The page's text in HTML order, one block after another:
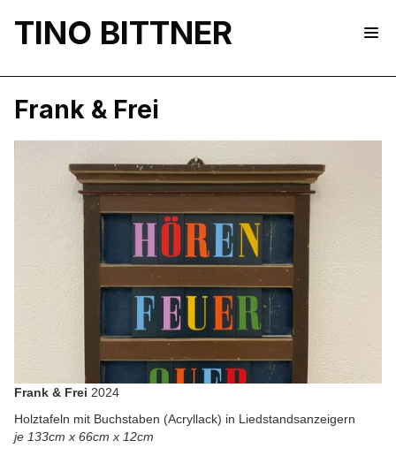
TINO BITTNER
Frank & Frei
Frank & Frei 2024
Holztafeln mit Buchstaben (Acryllack) in Liedstandsanzeigern
je 133cm x 66cm x 12cm